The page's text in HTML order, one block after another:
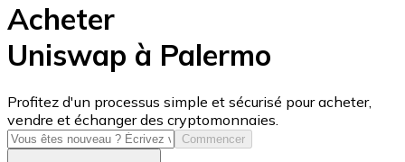
USD Coin
USDC
Acheter
Uniswap à Palermo
Profitez d'un processus simple et sécurisé pour acheter,
vendre et échanger des cryptomonnaies.
Commencer